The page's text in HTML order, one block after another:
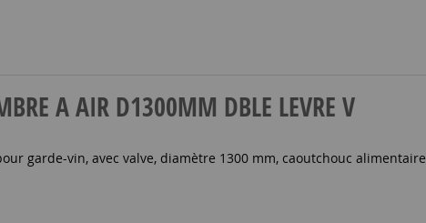
A AIR D1300MM DBLE LEVRE V
garde-vin, avec valve, diamètre 1300 mm, caoutchouc alimentaire